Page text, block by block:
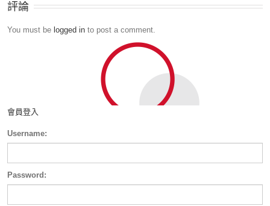
評論
You must be logged in to post a comment.
會員登入
Username:
Password: